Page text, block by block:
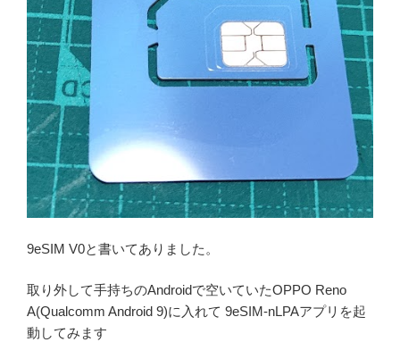
9eSIM V0と書いてありました。
取り外して手持ちのAndroidで空いていたOPPO Reno
A(Qualcomm Android 9)に入れて 9eSIM-nLPAアプリを起
動してみます